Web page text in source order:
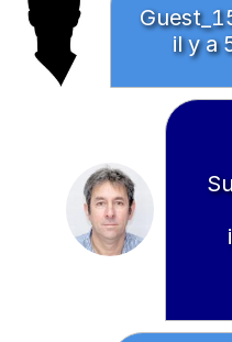
il y a